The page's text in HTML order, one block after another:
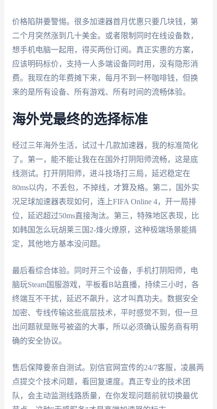
价格陷阱要警惕。很多加速器首月优惠只要几块钱，第
二个月突然涨到几十美金。或者限制同时在线设备数，
想手机电脑一起用，得买两份订阅。真正实惠的方案，
应该明码标价，支持一人多端设备同时用，没有隐形消
费。我现在的年费摊下来，每月不到一杯咖啡钱，但换
来的是所有设备、所有游戏、所有时间的流畅体验。
海外党最终的选择标准
经过三年海外生活，试过十几款加速器，我的标准简化
了。第一，能不能让我在在国外打阴阳师流畅，这是底
线测试。打开阴阳师，进斗技场打三局，延迟稳定在
80ms以内，不丢包，不掉线，才算及格。第二，国外实
况足球加速器表现如何，连上FIFA Online 4，开一局排
位，延迟超过50ms直接淘汰。第三，特殊地区表现，比
如韩国怎么玩胡莱三国2-烽火燎原，这种极端场景能搞
定，其他地方基本没问题。
最后看综合体验。同时开三个设备，手机打阴阳师，电
脑玩Steam国服游戏，平板看B站直播，持续三小时，各
终端互不干扰，延迟不飙升，这才叫真功夫。数据安全
加密、专线传输这些底层技术，平时感觉不到，但一旦
出问题就是账号被盗的大事，所以必须确认服务商有明
确的安全协议。
售后保障要亲自测试。别信官网宣传的24/7客服，凌晨两
点提交个技术问题，看回复速度。真正专业的技术团
队，会主动监测线路质量，在你发现问题前就切换最优